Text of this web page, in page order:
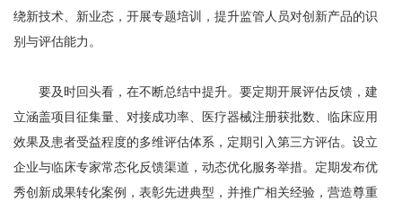
绕新技术、新业态，开展专题培训，提升监管人员对创新产品的识
别与评估能力。
要及时回头看，在不断总结中提升。要定期开展评估反馈，建
立涵盖项目征集量、对接成功率、医疗器械注册获批数、临床应用
效果及患者受益程度的多维评估体系，定期引入第三方评估。设立
企业与临床专家常态化反馈渠道，动态优化服务举措。定期发布优
秀创新成果转化案例，表彰先进典型，并推广相关经验，营造尊重